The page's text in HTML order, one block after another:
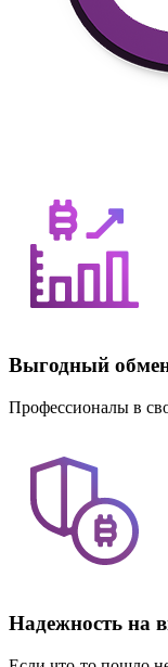
Выгодный
Профессионалы в
Надежность на